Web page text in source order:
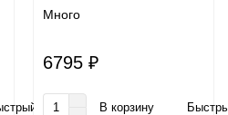
заказ
Много
6795 ₽
В корзину